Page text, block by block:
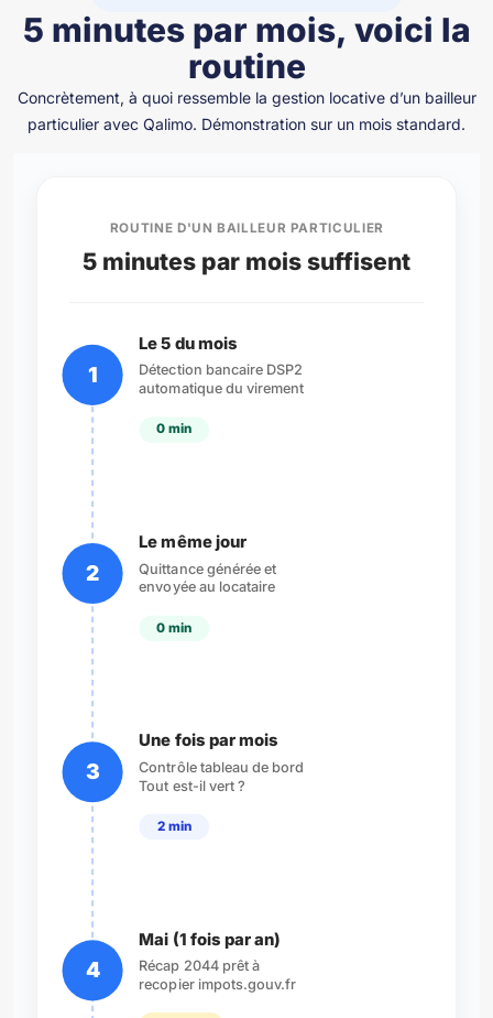
5 minutes par mois, voici la
routine
Concrètement, à quoi ressemble la gestion locative d’un bailleur
particulier avec Qalimo. Démonstration sur un mois standard.
ROUTINE D'UN BAILLEUR PARTICULIER
5 minutes par mois suffisent
1
Le 5 du mois
Détection bancaire DSP2
automatique du virement
0 min
2
Le même jour
Quittance générée et
envoyée au locataire
0 min
3
Une fois par mois
Contrôle tableau de bord
Tout est-il vert ?
2 min
4
Mai (1 fois par an)
Récap 2044 prêt à
recopier impots.gouv.fr